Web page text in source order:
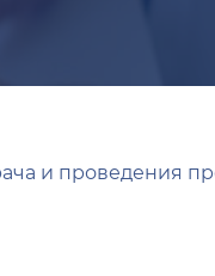
и проведения